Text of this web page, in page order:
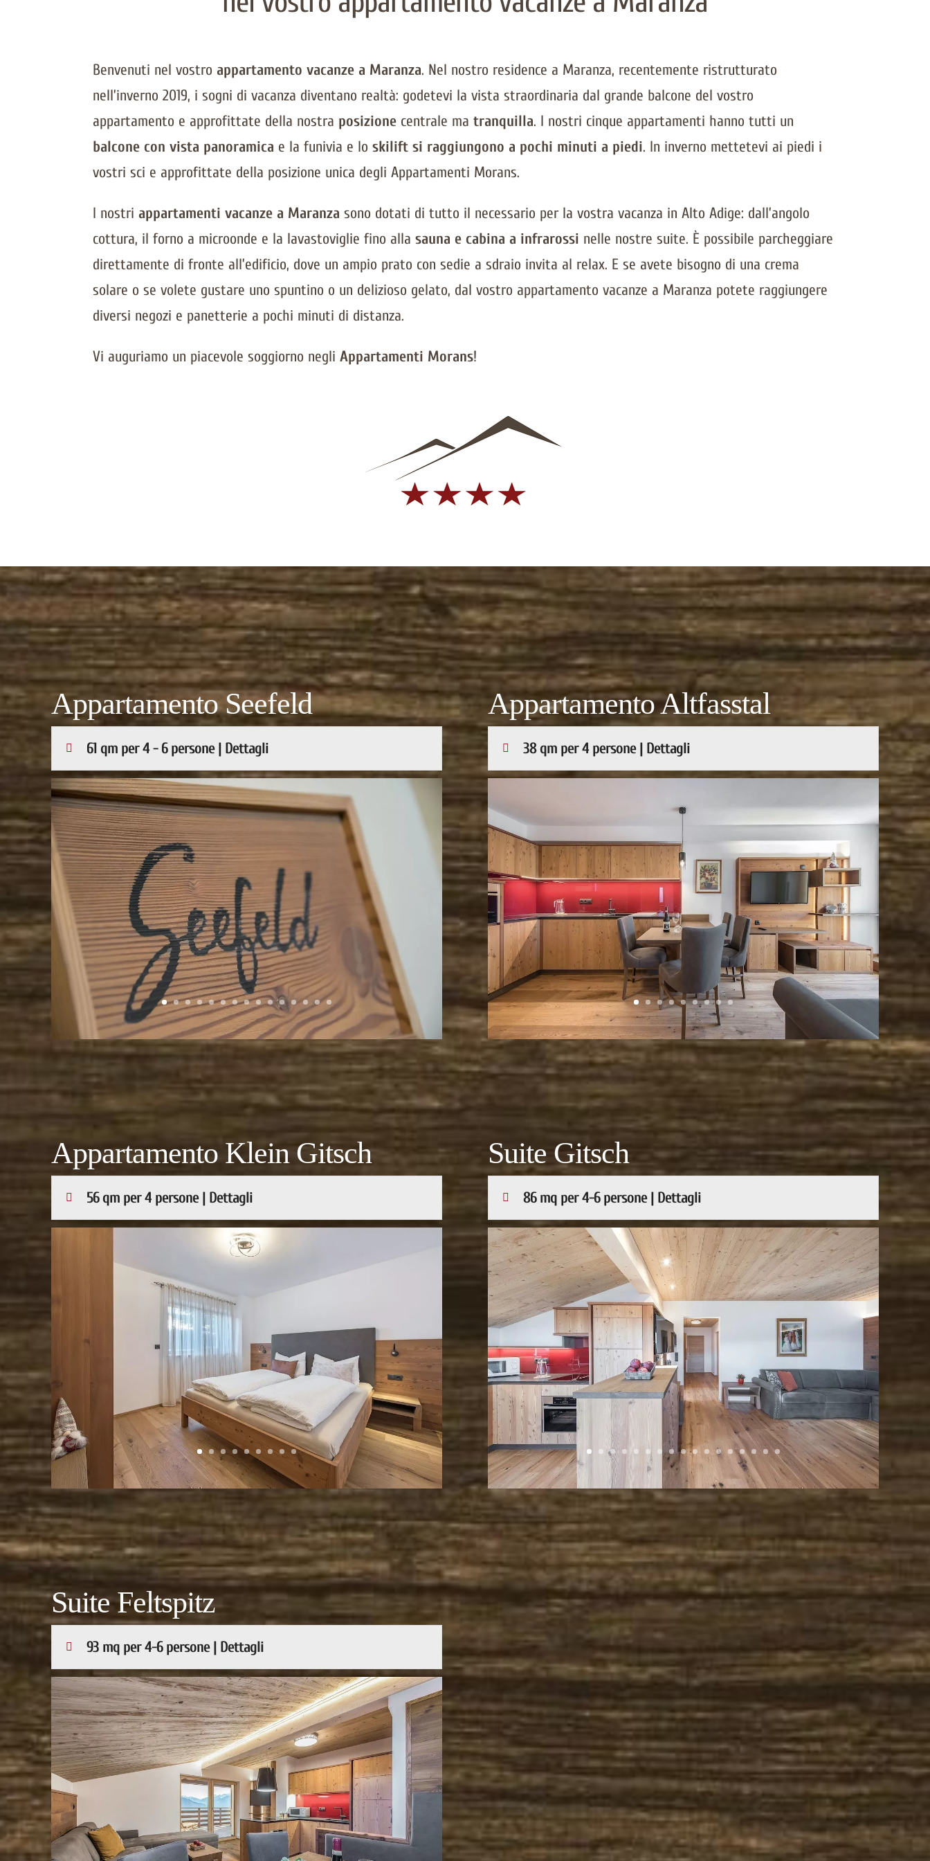
Benvenuti nel vostro appartamento vacanze a Maranza. Nel nostro residence a Maranza, recentemente ristrutturato
nell’inverno 2019, i sogni di vacanza diventano realtà: godetevi la vista straordinaria dal grande balcone del vostro
appartamento e approfittate della nostra posizione centrale matranquilla. I nostri cinque appartamenti hanno tutti un
balcone con vista panoramica e la funivia e loskilift si raggiungono a pochi minuti a piedi. In inverno mettetevi ai piedi i
vostri sci e approfittate della posizione unica degli Appartamenti Morans.
I nostri appartamenti vacanze a Maranza sono dotati di tutto il necessario per la vostra vacanza in Alto Adige: dall’angolo
cottura, il forno a microonde e la lavastoviglie fino allasauna e cabina a infrarossi nelle nostre suite. È possibile parcheggiare
direttamente di fronte all’edificio, dove un ampio prato con sedie a sdraio invita al relax. E se avete bisogno di una crema
solare o se volete gustare uno spuntino o un delizioso gelato, dal vostro appartamento vacanze a Maranza potete raggiungere
diversi negozi e panetterie a pochi minuti di distanza.
Vi auguriamo un piacevole soggiorno negliAppartamenti Morans!
Appartamento Seefeld
61 qm per 4 - 6 persone | Dettagli
Appartamento Altfasstal
38 qm per 4 persone | Dettagli
Appartamento Klein Gitsch
56 qm per 4 persone | Dettagli
Suite Gitsch
86 mq per 4-6 persone | Dettagli
Suite Feltspitz
93 mq per 4-6 persone | Dettagli